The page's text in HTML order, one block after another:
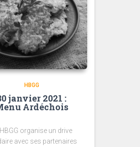
HBGG
janvier 2021 :
Ardéchois
HBGG organise un drive
avec ses partenaires